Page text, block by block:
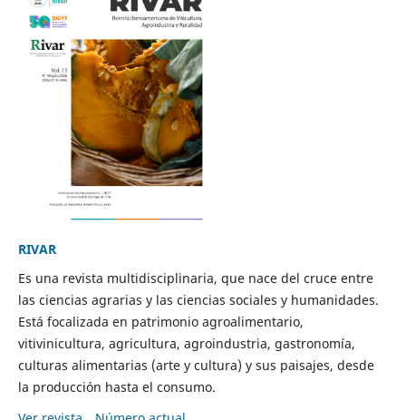
RIVAR
Es una revista multidisciplinaria, que nace del cruce entre
las ciencias agrarias y las ciencias sociales y humanidades.
Está focalizada en patrimonio agroalimentario,
vitivinicultura, agricultura, agroindustria, gastronomía,
culturas alimentarias (arte y cultura) y sus paisajes, desde
la producción hasta el consumo.